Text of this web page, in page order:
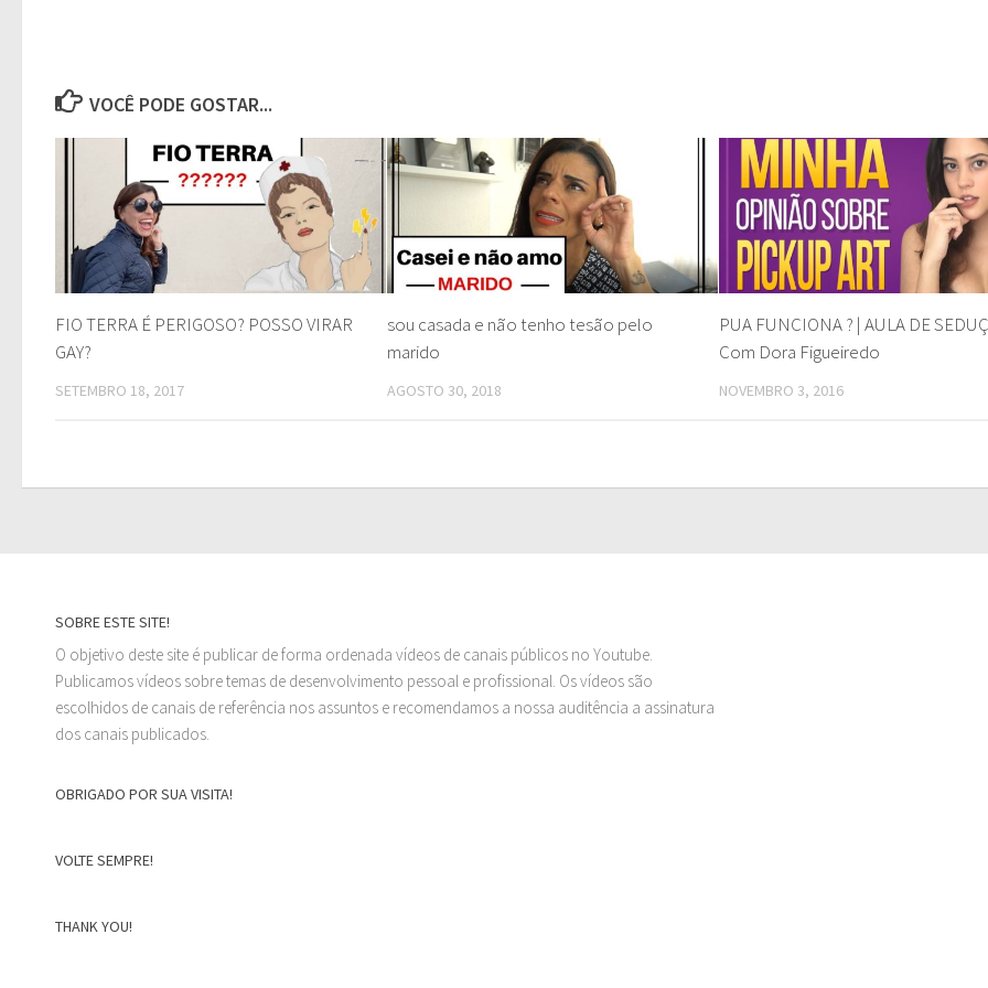
VOCÊ PODE GOSTAR...
FIO TERRA É PERIGOSO? POSSO VIRAR
GAY?
SETEMBRO 18, 2017
sou casada e não tenho tesão pelo
marido
AGOSTO 30, 2018
PUA FUNCIONA ? | AULA DE
Com Dora Figueiredo
NOVEMBRO 3, 2016
SOBRE ESTE SITE!
O objetivo deste site é publicar de forma ordenada vídeos de canais públicos no Youtube.
Publicamos vídeos sobre temas de desenvolvimento pessoal e profissional. Os vídeos são
escolhidos de canais de referência nos assuntos e recomendamos a nossa auditência a assinatura
dos canais publicados.
OBRIGADO POR SUA VISITA!
VOLTE SEMPRE!
THANK YOU!